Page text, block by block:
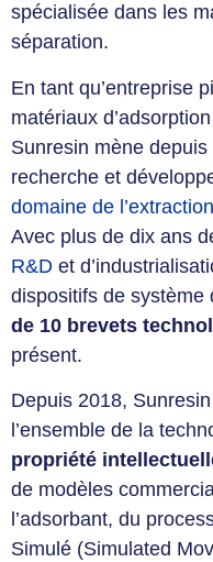
spécialisée dans les
séparation.
En tant qu’entreprise
matériaux
Sunresin mène
recherche et
domaine de
Avec plus de dix ans
R&D et
dispositifs de système
de 10 brevets
présent.
Depuis 2018,
l’ensemble de la
propriété
de modèles
l’adsorbant, du
Simulé (Simulated